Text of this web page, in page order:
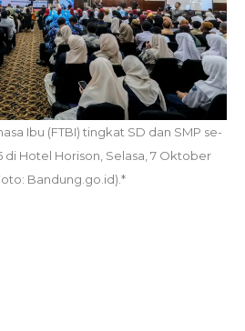
Ibu (FTBI) tingkat SD dan SMP se-
di Hotel Horison, Selasa, 7 Oktober
Bandung.go.id).*